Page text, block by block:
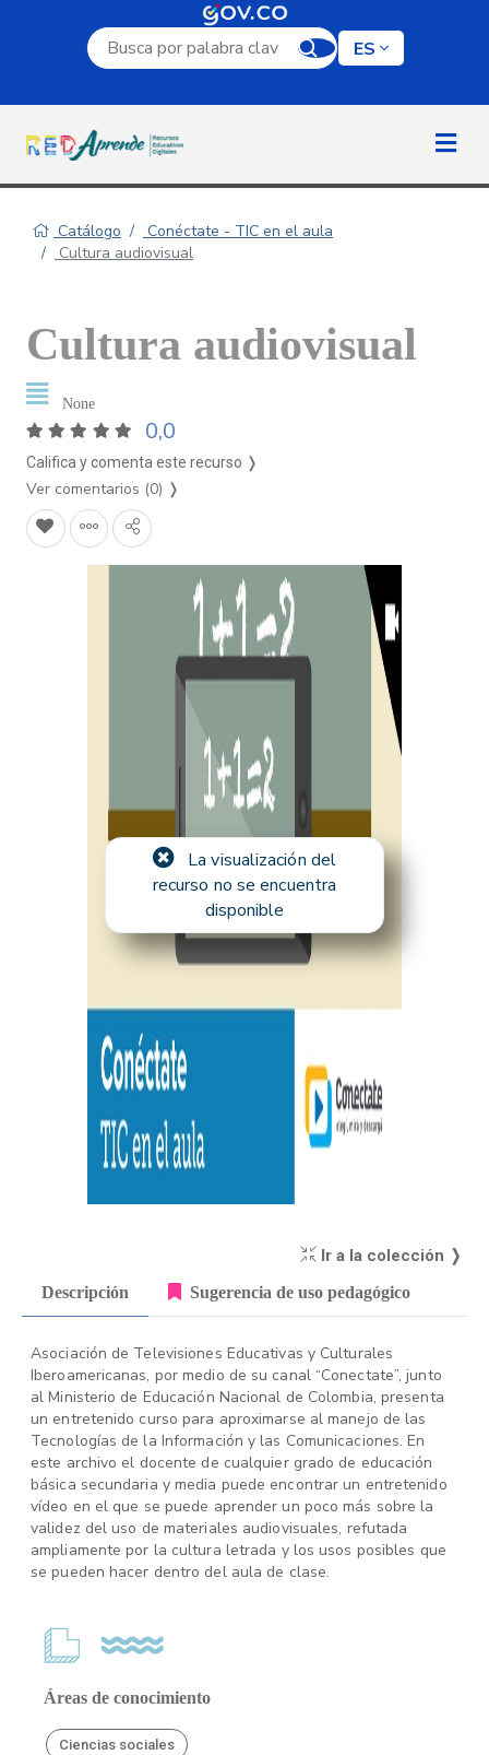
Campo de búsqueda por palabra clave
ES
Catálogo
Conéctate - TIC en el aula
Cultura audiovisual
Cultura audiovisual
None
0,0
Califica y comenta este recurso ❭
Ver comentarios (0) ❭
La visualización del
recurso no se encuentra
disponible
Ir a la colección ❭
Descripción Sugerencia de uso pedagógico
Asociación de Televisiones Educativas y Culturales
Iberoamericanas, por medio de su canal “Conectate”, junto
al Ministerio de Educación Nacional de Colombia, presenta
un entretenido curso para aproximarse al manejo de las
Tecnologías de la Información y las Comunicaciones. En
este archivo el docente de cualquier grado de educación
básica secundaria y media puede encontrar un entretenido
vídeo en el que se puede aprender un poco más sobre la
validez del uso de materiales audiovisuales, refutada
ampliamente por la cultura letrada y los usos posibles que
se pueden hacer dentro del aula de clase.
Áreas de conocimiento
Ciencias sociales